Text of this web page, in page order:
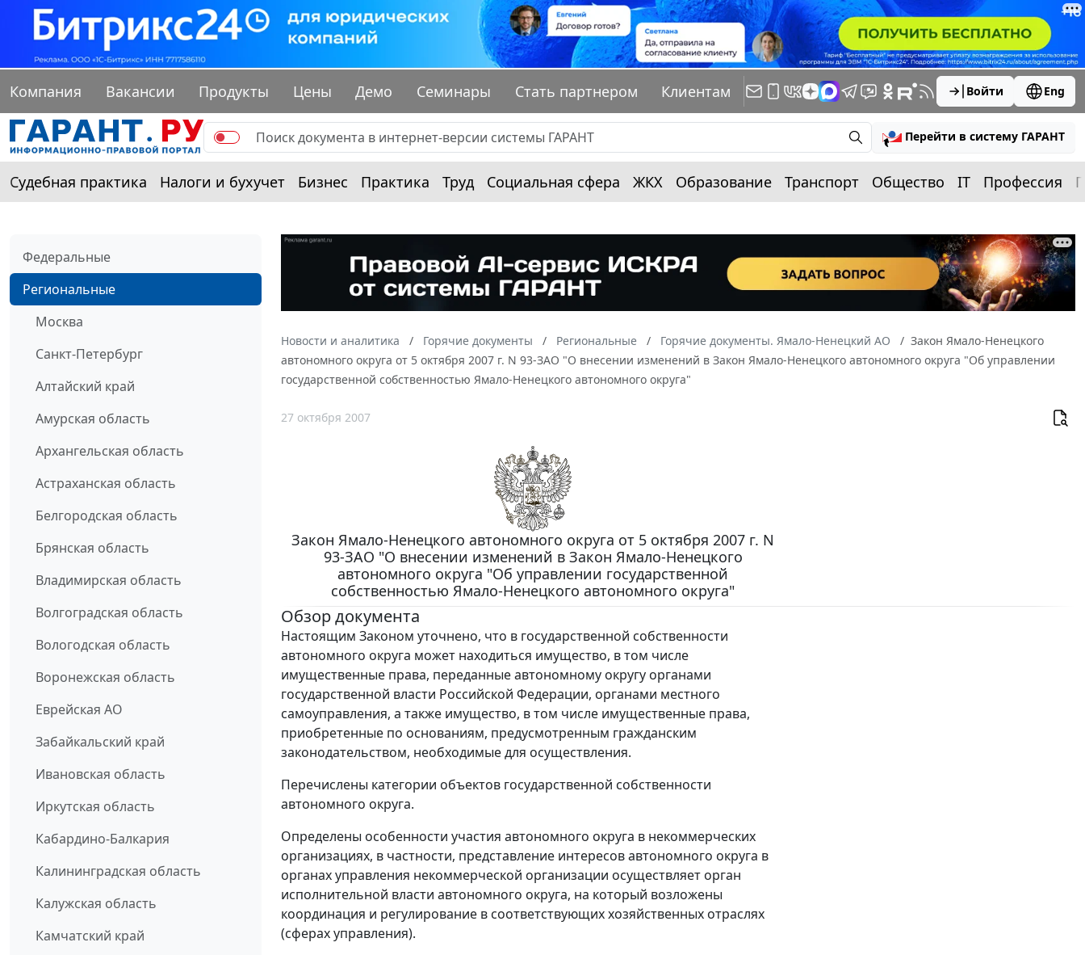
Компания Вакансии Продукты Цены Демо Семинары Стать партнером Клиентам Войти Eng
Перейти в систему ГАРАНТ
Судебная практика Налоги и бухучет Бизнес Практика Труд Социальная сфера ЖКХ Образование Транспорт Общество IT Профессия
Федеральные
Региональные
Москва
Санкт-Петербург
Алтайский край
Амурская область
Архангельская область
Астраханская область
Белгородская область
Брянская область
Владимирская область
Волгоградская область
Вологодская область
Воронежская область
Еврейская АО
Забайкальский край
Ивановская область
Иркутская область
Кабардино-Балкария
Калининградская область
Калужская область
Камчатский край
Новости и аналитика Горячие документы Региональные Горячие документы. Ямало-Ненецкий АО
Закон Ямало-Ненецкого
автономного округа от 5 октября 2007 г. N 93-ЗАО "О внесении изменений в Закон Ямало-Ненецкого автономного округа "Об управлении
государственной собственностью Ямало-Ненецкого автономного округа"
27 октября 2007
Закон Ямало-Ненецкого автономного округа от 5 октября 2007 г. N
93-ЗАО "О внесении изменений в Закон Ямало-Ненецкого
автономного округа "Об управлении государственной
собственностью Ямало-Ненецкого автономного округа"
Обзор документа
Настоящим Законом уточнено, что в государственной собственности
автономного округа может находиться имущество, в том числе
имущественные права, переданные автономному округу органами
государственной власти Российской Федерации, органами местного
самоуправления, а также имущество, в том числе имущественные права,
приобретенные по основаниям, предусмотренным гражданским
законодательством, необходимые для осуществления.
Перечислены категории объектов государственной собственности
автономного округа.
Определены особенности участия автономного округа в некоммерческих
организациях, в частности, представление интересов автономного округа в
органах управления некоммерческой организации осуществляет орган
исполнительной власти автономного округа, на который возложены
координация и регулирование в соответствующих хозяйственных отраслях
(сферах управления).